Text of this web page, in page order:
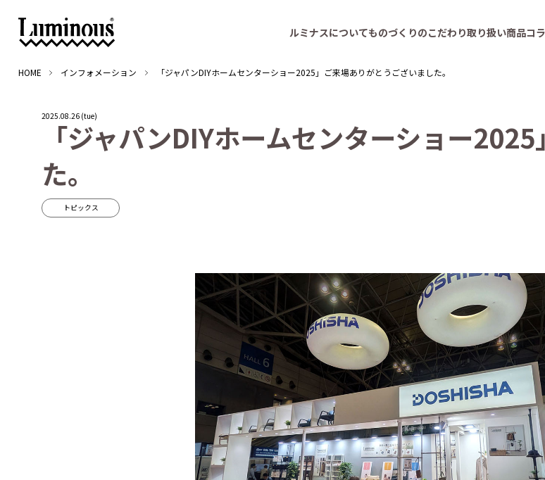
ルミナスについてものづくりのこだわり取り扱い商品コ
HOME インフォメーション 「ジャパンDIYホームセンターショー2025」ご来場ありがとうございました。
2025.08.26 (tue)
「ジャパンDIYホームセンターショー2025」
た。
トピックス